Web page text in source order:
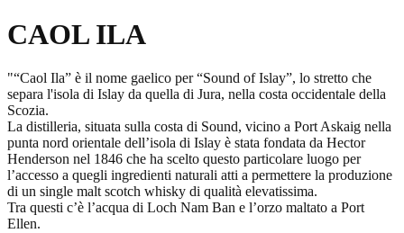
CAOL ILA
"“Caol Ila” è il nome gaelico per “Sound of Islay”, lo stretto che
separa l'isola di Islay da quella di Jura, nella costa occidentale della
Scozia.
La distilleria, situata sulla costa di Sound, vicino a Port Askaig nella
punta nord orientale dell’isola di Islay è stata fondata da Hector
Henderson nel 1846 che ha scelto questo particolare luogo per
l’accesso a quegli ingredienti naturali atti a permettere la produzione
di un single malt scotch whisky di qualità elevatissima.
Tra questi c’è l’acqua di Loch Nam Ban e l’orzo maltato a Port
Ellen.